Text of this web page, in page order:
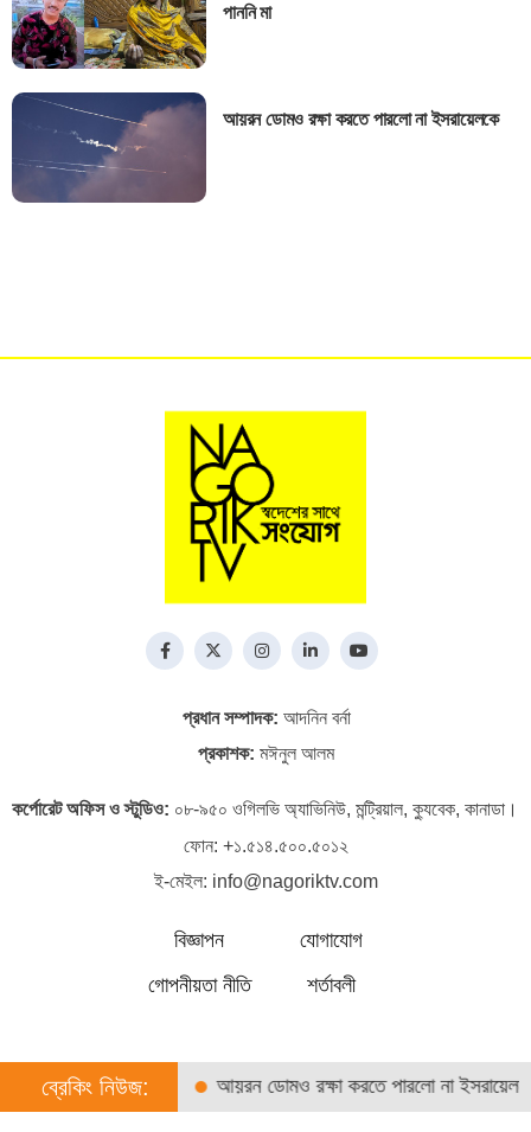
পাননি মা
আয়রন ডোমও রক্ষা করতে পারলো না ইসরায়েলকে
প্রধান সম্পাদক: আদনিন বর্না
প্রকাশক: মঈনুল আলম
কর্পোরেট অফিস ও স্টুডিও: ০৮-৯৫০ ওগিলভি অ্যাভিনিউ, মন্ট্রিয়াল, ক্যুবেক, কানাডা।
ফোন: +১.৫১৪.৫০০.৫০১২
ই-মেইল: info@nagoriktv.com
বিজ্ঞাপন
যোগাযোগ
গোপনীয়তা নীতি
শর্তাবলী
ব্রেকিং নিউজ:
সহায়তা পাননি মা আয়রন ডোমও রক্ষা করতে পারলো না ইসরায়েলকে